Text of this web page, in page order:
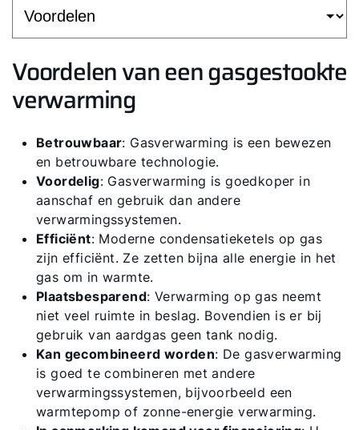
Voordelen van een gasgestookte
verwarming
Betrouwbaar: Gasverwarming is een bewezen
en betrouwbare technologie.
Voordelig: Gasverwarming is goedkoper in
aanschaf en gebruik dan andere
verwarmingssystemen.
Efficiënt: Moderne condensatieketels op gas
zijn efficiënt. Ze zetten bijna alle energie in het
gas om in warmte.
Plaatsbesparend: Verwarming op gas neemt
niet veel ruimte in beslag. Bovendien is er bij
gebruik van aardgas geen tank nodig.
Kan gecombineerd worden: De gasverwarming
is goed te combineren met andere
verwarmingssystemen, bijvoorbeeld een
warmtepomp of zonne-energie verwarming.
Hallo!
Hoe kunnen wij u helpen?
Contact met het team
Contactformulier
Mail de WOLF Service